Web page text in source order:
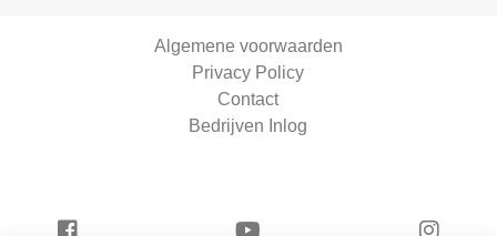
Algemene voorwaarden
Privacy Policy
Contact
Bedrijven Inlog